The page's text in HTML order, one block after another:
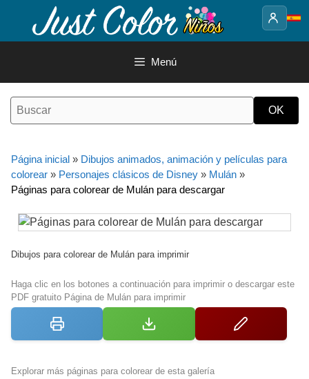
contenido
Menú
Página inicial » Dibujos animados, animación y películas para
colorear » Personajes clásicos de Disney » Mulán »
Páginas para colorear de Mulán para descargar
Dibujos para colorear de Mulán para imprimir
Haga clic en los botones a continuación para imprimir o descargar este
PDF gratuito Página de Mulán para imprimir
Explorar más páginas para colorear de esta galería